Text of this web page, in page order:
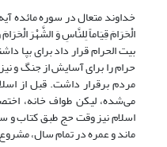
الْحَرَامَ قِیَاماً لِلنَّاسِ وَ الشَّهْرَ
بیت الحرام قرار داد برای بپا
حرام را برای آسایش از جنگ و
مردم برقرار داشت. قبل از
می‌شده، لیکن طواف خانه،
اسلام نیز وقت حج طبق کتاب و
ماند و عمره در تمام سال، مشروع